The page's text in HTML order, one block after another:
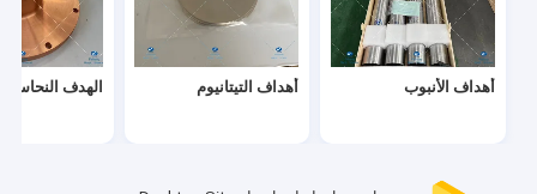
سلك لفائف التيتانيوم
ألواح التيتانيوم
أهداف الأنبوب أهداف التيتانيوم الهدف النحاس